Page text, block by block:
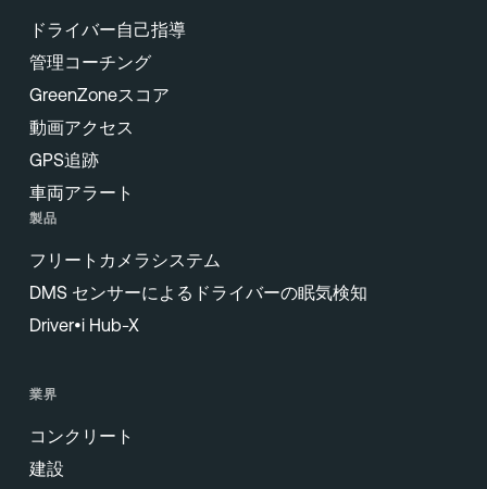
ドライバー自己指導
管理コーチング
GreenZoneスコア
動画アクセス
GPS追跡
車両アラート
製品
フリートカメラシステム
DMS センサーによるドライバーの眠気検知
Driver•i Hub-X
業界
コンクリート
建設